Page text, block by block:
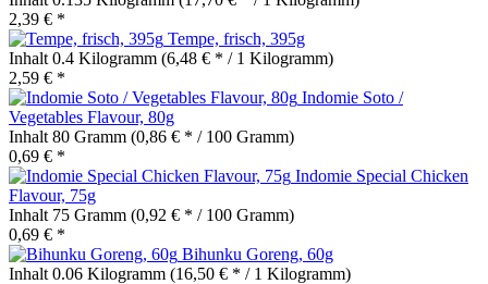
2,39 € *
Tempe, frisch, 395g
Inhalt 0.4 Kilogramm (6,48 € * / 1 Kilogramm)
2,59 € *
Indomie Soto /
Vegetables Flavour, 80g
Inhalt 80 Gramm (0,86 € * / 100 Gramm)
0,69 € *
Indomie Special Chicken
Flavour, 75g
Inhalt 75 Gramm (0,92 € * / 100 Gramm)
0,69 € *
Bihunku Goreng, 60g
Inhalt 0.06 Kilogramm (16,50 € * / 1 Kilogramm)